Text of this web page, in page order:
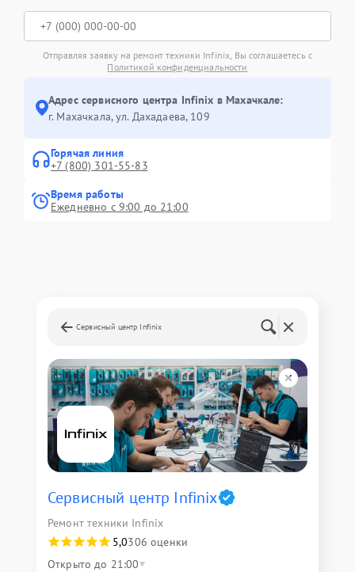
Отправляя заявку на ремонт техники Infinix, Вы соглашаетесь с
Политикой конфиденциальности
Адрес сервисного центра Infinix в Махачкале:
г. Махачкала, ул. Дахадаева, 109
Горячая линия
+7 (800) 301-55-83
Время работы
Ежедневно с 9:00 до 21:00
Сервисный центр Infinix
Сервисный центр Infinix
Ремонт техники Infinix
5,0306 оценки
Открыто до 21:00